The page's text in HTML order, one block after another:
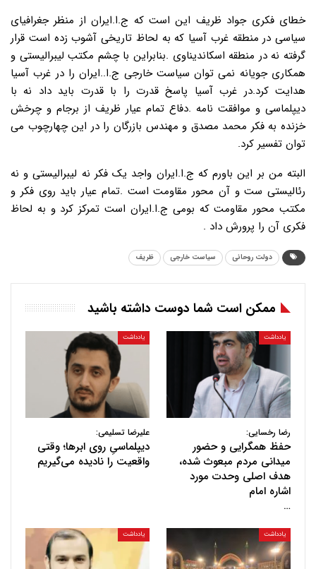
خطای فکری جواد ظریف این است که ج.ا.ایران از منظر جغرافیای
سیاسی در منطقه غرب آسیا که به لحاظ تاریخی آشوب زده است قرار
گرفته نه در منطقه اسکاندیناوی .بنابراین با چشم مکتب لیبرالیستی و
همکاری جویانه نمی توان سیاست خارجی ج.ا..ایران را در غرب آسیا
هدایت کرد.در غرب آسیا پاسخ قدرت را با قدرت باید داد نه با
دیپلماسی و موافقت نامه .دفاع تمام عیار ظریف از برجام و چرخش
خزنده به فکر محمد مصدق و مهندس بازرگان را در این چهارچوب می
توان تفسیر کرد.
البته من بر این باورم که ج.ا.ایران واجد یک فکر نه لیبرالیستی و نه
رئالیستی ست و آن محور مقاومت است .تمام عیار باید روی فکر و
مکتب محور مقاومت که بومی ج.ا.ایران است تمرکز کرد و به لحاظ
فکری آن را پرورش داد .
دولت روحانی سیاست خارجی ظریف
ممکن است شما دوست داشته باشید
یادداشت
رضا رخسایی:
حفظ همگرایی و حضور
میدانی مردم مبعوث شده،
هدف اصلی وحدت مورد
اشاره امام
…
یادداشت
علیرضا تسلیمی:
دیپلماسیِ روی ابرها؛ وقتی
واقعیت را نادیده می‌گیریم
یادداشت یادداشت